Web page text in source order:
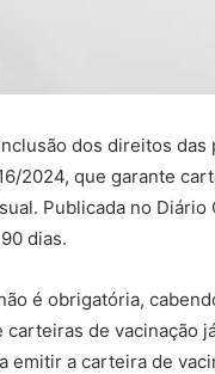
dos direitos
2024, que garante
Publicada no
dias.
é obrigatória,
de vacinação
emitir a carteira de